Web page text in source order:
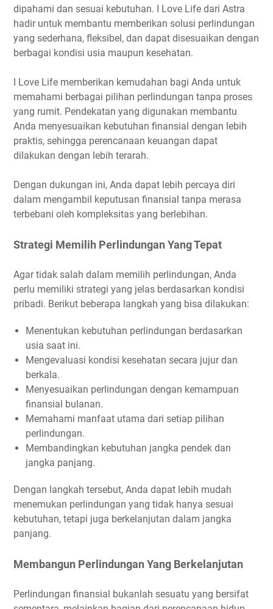
dipahami dan sesuai kebutuhan. I Love Life dari Astra
hadir untuk membantu memberikan solusi perlindungan
yang sederhana, fleksibel, dan dapat disesuaikan dengan
berbagai kondisi usia maupun kesehatan.
I Love Life memberikan kemudahan bagi Anda untuk
memahami berbagai pilihan perlindungan tanpa proses
yang rumit. Pendekatan yang digunakan membantu
Anda menyesuaikan kebutuhan finansial dengan lebih
praktis, sehingga perencanaan keuangan dapat
dilakukan dengan lebih terarah.
Dengan dukungan ini, Anda dapat lebih percaya diri
dalam mengambil keputusan finansial tanpa merasa
terbebani oleh kompleksitas yang berlebihan.
Strategi Memilih Perlindungan Yang Tepat
Agar tidak salah dalam memilih perlindungan, Anda
perlu memiliki strategi yang jelas berdasarkan kondisi
pribadi. Berikut beberapa langkah yang bisa dilakukan:
Menentukan kebutuhan perlindungan berdasarkan
usia saat ini.
Mengevaluasi kondisi kesehatan secara jujur dan
berkala.
Menyesuaikan perlindungan dengan kemampuan
finansial bulanan.
Memahami manfaat utama dari setiap pilihan
perlindungan.
Membandingkan kebutuhan jangka pendek dan
jangka panjang.
Dengan langkah tersebut, Anda dapat lebih mudah
menemukan perlindungan yang tidak hanya sesuai
kebutuhan, tetapi juga berkelanjutan dalam jangka
panjang.
Membangun Perlindungan Yang Berkelanjutan
Perlindungan finansial bukanlah sesuatu yang bersifat